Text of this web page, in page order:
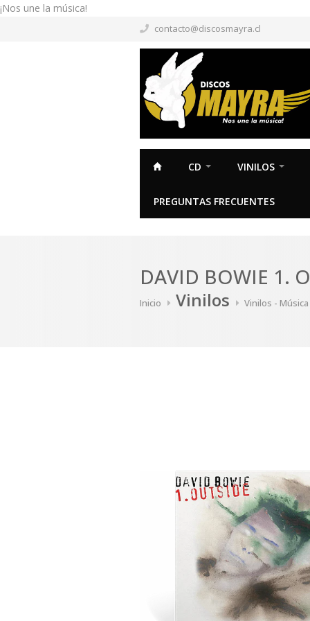
¡Nos une la música!
contacto@discosmayra.cl
CD VINILOS
PREGUNTAS FRECUENTES
DAVID BOWIE 1.
Inicio Vinilos Vinilos -